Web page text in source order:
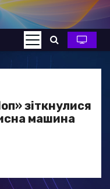
зіткнулися
машина